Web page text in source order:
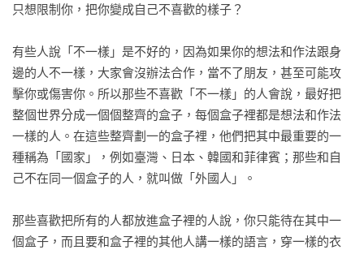
只想限制你，把你變成自己不喜歡的樣子？
有些人說「不一樣」是不好的，因為如果你的想法和作法跟身
邊的人不一樣，大家會沒辦法合作，當不了朋友，甚至可能攻
擊你或傷害你。所以那些不喜歡「不一樣」的人會說，最好把
整個世界分成一個個整齊的盒子，每個盒子裡都是想法和作法
一樣的人。在這些整齊劃一的盒子裡，他們把其中最重要的一
種稱為「國家」，例如臺灣、日本、韓國和菲律賓；那些和自
己不在同一個盒子的人，就叫做「外國人」。
那些喜歡把所有的人都放進盒子裡的人說，你只能待在其中一
個盒子，而且要和盒子裡的其他人講一樣的語言，穿一樣的衣